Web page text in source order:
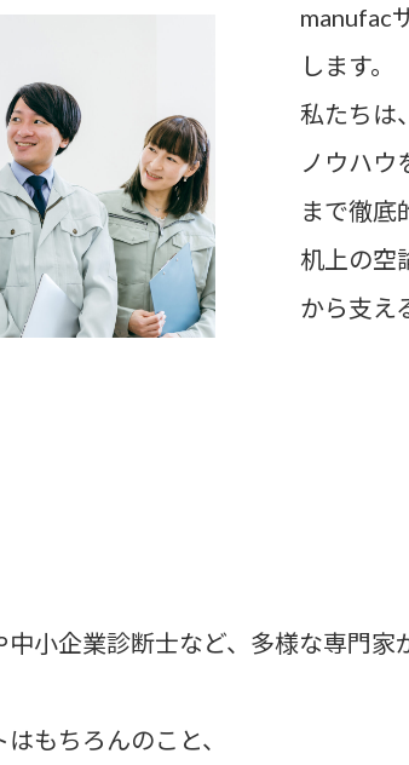
manufac
します。
私たちは
ノウハウ
まで徹底
机上の空
から支え
小企業診断士など、多様な専門家
もちろんのこと、